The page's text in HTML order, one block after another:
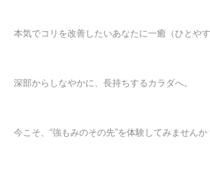
本気でコリを改善したいあなたに一癒（ひとや
深部からしなやかに、長持ちするカラダへ。
今こそ、“強もみのその先”を体験してみませんか